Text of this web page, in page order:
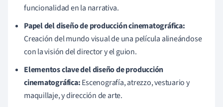
funcionalidad en la narrativa.
Papel del diseño de producción cinematográfica:
Creación del mundo visual de una película alineándose
con la visión del director y el guion.
Elementos clave del diseño de producción
cinematográfica:Escenografía, atrezzo, vestuario y
maquillaje, y dirección de arte.